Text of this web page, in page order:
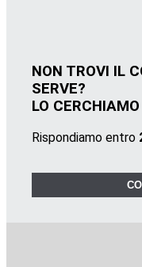
NON TROVI IL
SERVE?
LO
Rispondiamo entro